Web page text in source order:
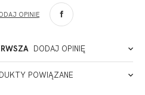
OPINIĘ
DODAJ OPINIĘ
produktem? Zostaw opinię
POWIĄZANE